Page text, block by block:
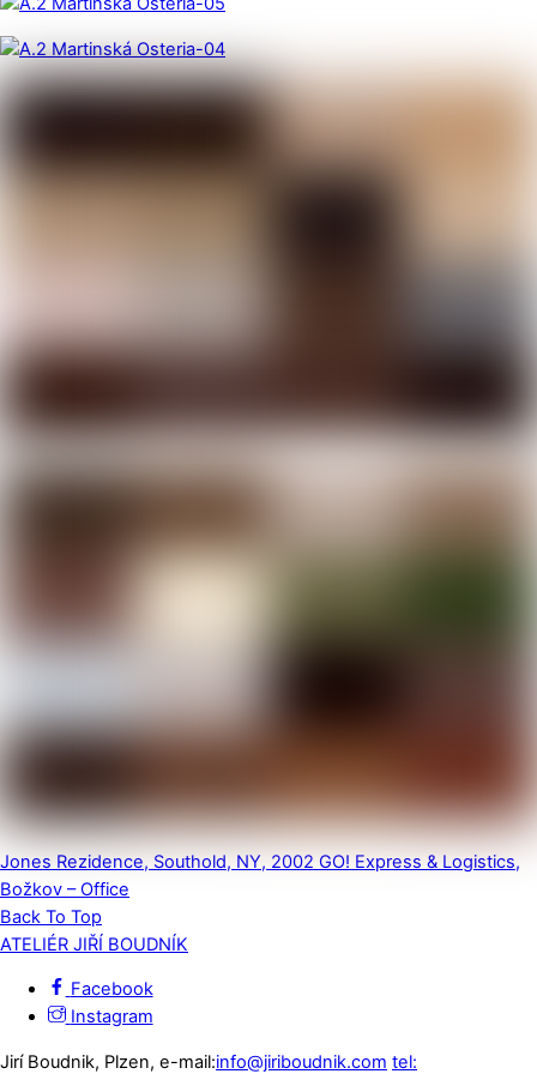
Jones Rezidence, Southold, NY, 2002 GO! Express & Logistics,
Božkov – Office
Back To Top
ATELIÉR JIŘÍ BOUDNÍK
Facebook
Instagram
Jirí Boudnik, Plzen, e-mail:info@jiriboudnik.com tel: